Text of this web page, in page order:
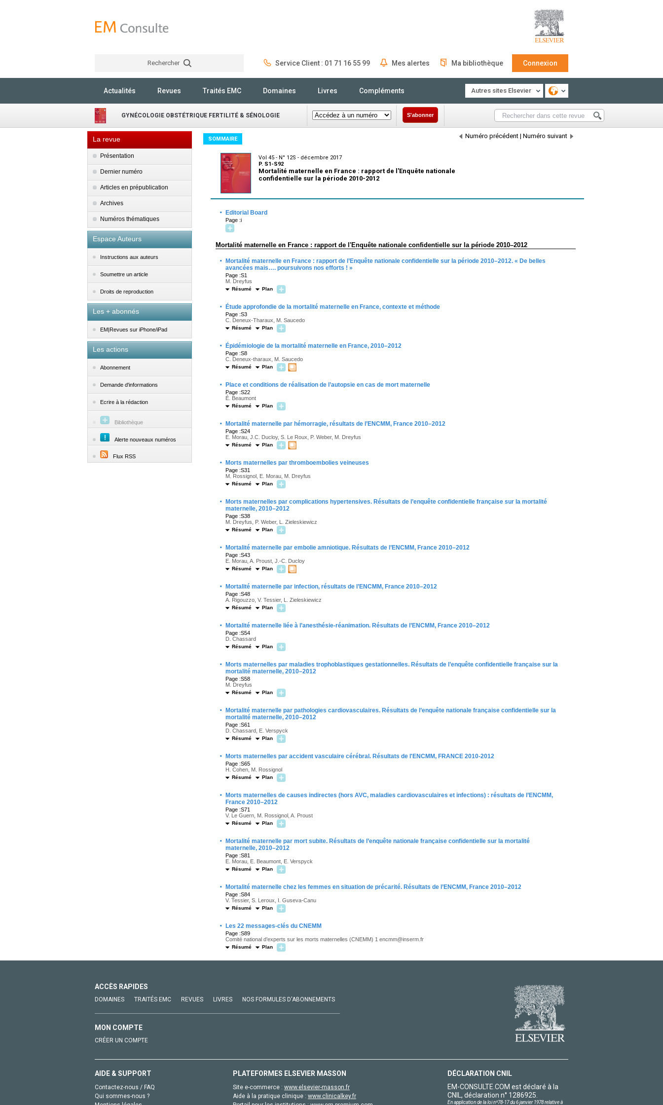
Rechercher Service Client : 01 71 16 55 99 Mes alertes Ma bibliothèque Connexion
Actualités Revues Traités EMC Domaines Livres Compléments Autres sites Elsevier
GYNÉCOLOGIE OBSTÉTRIQUE FERTILITÉ & SÉNOLOGIE S'abonner
La revue
Présentation
Dernier numéro
Articles en prépublication
Archives
Numéros thématiques
Espace Auteurs
Instructions aux auteurs
Soumettre un article
Droits de reproduction
Les + abonnés
EM|Revues sur iPhone/iPad
Les actions
Abonnement
Demande d'informations
Ecrire à la rédaction
Bibliothèque
Alerte nouveaux numéros
Flux RSS
SOMMAIRE Numéro précédent | Numéro suivant
Vol 45 - N° 12S - décembre 2017
P. S1-S92
Mortalité maternelle en France : rapport de l'Enquête nationale
confidentielle sur la période 2010-2012
· Editorial Board
Page :i
Mortalité maternelle en France : rapport de l'Enquête nationale confidentielle sur la période 2010–2012
·
Mortalité maternelle en France : rapport de l’Enquête nationale confidentielle sur la période 2010–2012. « De belles
avancées mais…. poursuivons nos efforts ! »
Page :S1
M. Dreyfus
Résumé Plan
· Étude approfondie de la mortalité maternelle en France, contexte et méthode
Page :S3
C. Deneux-Tharaux, M. Saucedo
Résumé Plan
· Épidémiologie de la mortalité maternelle en France, 2010–2012
Page :S8
C. Deneux-tharaux, M. Saucedo
Résumé Plan
· Place et conditions de réalisation de l’autopsie en cas de mort maternelle
Page :S22
É. Beaumont
Résumé Plan
· Mortalité maternelle par hémorragie, résultats de l’ENCMM, France 2010–2012
Page :S24
E. Morau, J.C. Ducloy, S. Le Roux, P. Weber, M. Dreyfus
Résumé Plan
· Morts maternelles par thromboembolies veineuses
Page :S31
M. Rossignol, E. Morau, M. Dreyfus
Résumé Plan
·
Morts maternelles par complications hypertensives. Résultats de l’enquête confidentielle française sur la mortalité
maternelle, 2010–2012
Page :S38
M. Dreyfus, P. Weber, L. Zieleskiewicz
Résumé Plan
· Mortalité maternelle par embolie amniotique. Résultats de l’ENCMM, France 2010–2012
Page :S43
E. Morau, A. Proust, J.-C. Ducloy
Résumé Plan
· Mortalité maternelle par infection, résultats de l’ENCMM, France 2010–2012
Page :S48
A. Rigouzzo, V. Tessier, L. Zieleskiewicz
Résumé Plan
· Mortalité maternelle liée à l’anesthésie-réanimation. Résultats de l’ENCMM, France 2010–2012
Page :S54
D. Chassard
Résumé Plan
·
Morts maternelles par maladies trophoblastiques gestationnelles. Résultats de l’enquête confidentielle française sur la
mortalité maternelle, 2010–2012
Page :S58
M. Dreyfus
Résumé Plan
·
Mortalité maternelle par pathologies cardiovasculaires. Résultats de l’enquête nationale française confidentielle sur la
mortalité maternelle, 2010–2012
Page :S61
D. Chassard, E. Verspyck
Résumé Plan
· Morts maternelles par accident vasculaire cérébral. Résultats de l'ENCMM, FRANCE 2010-2012
Page :S65
H. Cohen, M. Rossignol
Résumé Plan
·
Morts maternelles de causes indirectes (hors AVC, maladies cardiovasculaires et infections) : résultats de l’ENCMM,
France 2010–2012
Page :S71
V. Le Guern, M. Rossignol, A. Proust
Résumé Plan
·
Mortalité maternelle par mort subite. Résultats de l’enquête nationale française confidentielle sur la mortalité
maternelle, 2010–2012
Page :S81
E. Morau, E. Beaumont, E. Verspyck
Résumé Plan
· Mortalité maternelle chez les femmes en situation de précarité. Résultats de l’ENCMM, France 2010–2012
Page :S84
V. Tessier, S. Leroux, I. Guseva-Canu
Résumé Plan
· Les 22 messages-clés du CNEMM
Page :S89
Comité national d’experts sur les morts maternelles (CNEMM) 1 encmm@inserm.fr
Résumé Plan
ACCÈS RAPIDES
DOMAINES TRAITÉS EMC REVUES LIVRES NOS FORMULES D'ABONNEMENTS
MON COMPTE
CRÉER UN COMPTE
AIDE & SUPPORT
Contactez-nous / FAQ
Qui sommes-nous ?
PLATEFORMES ELSEVIER MASSON
Site e-commerce : www.elsevier-masson.fr
Aide à la pratique clinique : www.clinicalkey.fr
DÉCLARATION CNIL
EM-CONSULTE.COM est déclaré à la
CNIL, déclaration n° 1286925.
En application de la loi nº78-17 du 6 janvier 1978 relative à